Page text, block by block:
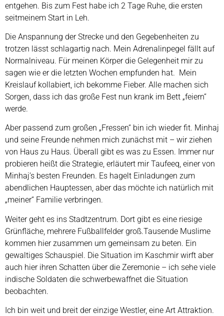
entgehen. Bis zum Fest habe ich 2 Tage Ruhe, die ersten
seitmeinem Start in Leh.
Die Anspannung der Strecke und den Gegebenheiten zu
trotzen lässt schlagartig nach. Mein Adrenalinpegel fällt auf
Normalniveau. Für meinen Körper die Gelegenheit mir zu
sagen wie er die letzten Wochen empfunden hat. Mein
Kreislauf kollabiert, ich bekomme Fieber. Alle machen sich
Sorgen, dass ich das große Fest nun krank im Bett „feiern“
werde.
Aber passend zum großen „Fressen“ bin ich wieder fit. Minhaj
und seine Freunde nehmen mich zunächst mit – wir ziehen
von Haus zu Haus. Überall gibt es was zu Essen. Immer nur
probieren heißt die Strategie, erläutert mir Taufeeq, einer von
Minhaj’s besten Freunden. Es hagelt Einladungen zum
abendlichen Hauptessen, aber das möchte ich natürlich mit
„meiner“ Familie verbringen.
Weiter geht es ins Stadtzentrum. Dort gibt es eine riesige
Grünfläche, mehrere Fußballfelder groß.Tausende Muslime
kommen hier zusammen um gemeinsam zu beten. Ein
gewaltiges Schauspiel. Die Situation im Kaschmir wirft aber
auch hier ihren Schatten über die Zeremonie – ich sehe viele
indische Soldaten die schwerbewaffnet die Situation
beobachten.
Ich bin weit und breit der einzige Westler, eine Art Attraktion.